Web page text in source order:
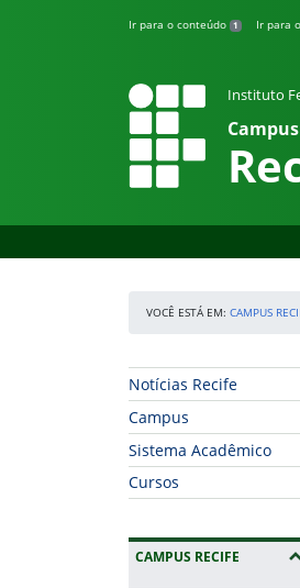
Ir para o conteúdo 1 Ir para
Instituto
Campus
VOCÊ ESTÁ EM: CAMPUS
Início da navegação
Notícias Recife
Campus
Sistema Acadêmico
Cursos
CAMPUS RECIFE